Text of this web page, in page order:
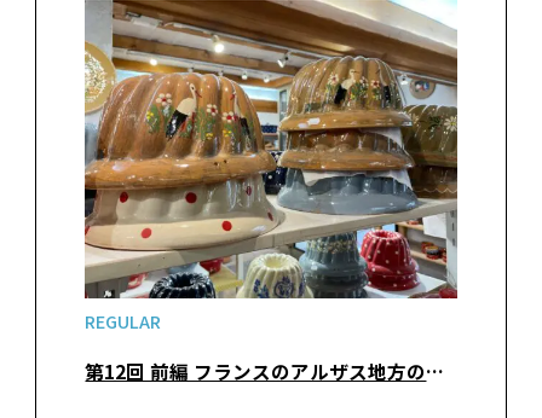
REGULAR
第12回 前編 フランスのアルザス地方の食卓を支えるスフレンハイム焼き－姉妹が行く！ 世界てくてく手仕事の旅